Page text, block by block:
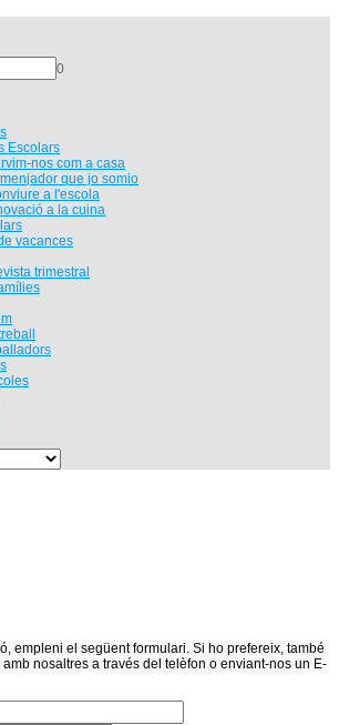
0
Escolars
nos com a casa
que jo somio
a l'escola
a la cuina
vacances
trimestral
empleni el següent formulari. Si ho prefereix, també
nosaltres a través del telèfon o enviant-nos un E-